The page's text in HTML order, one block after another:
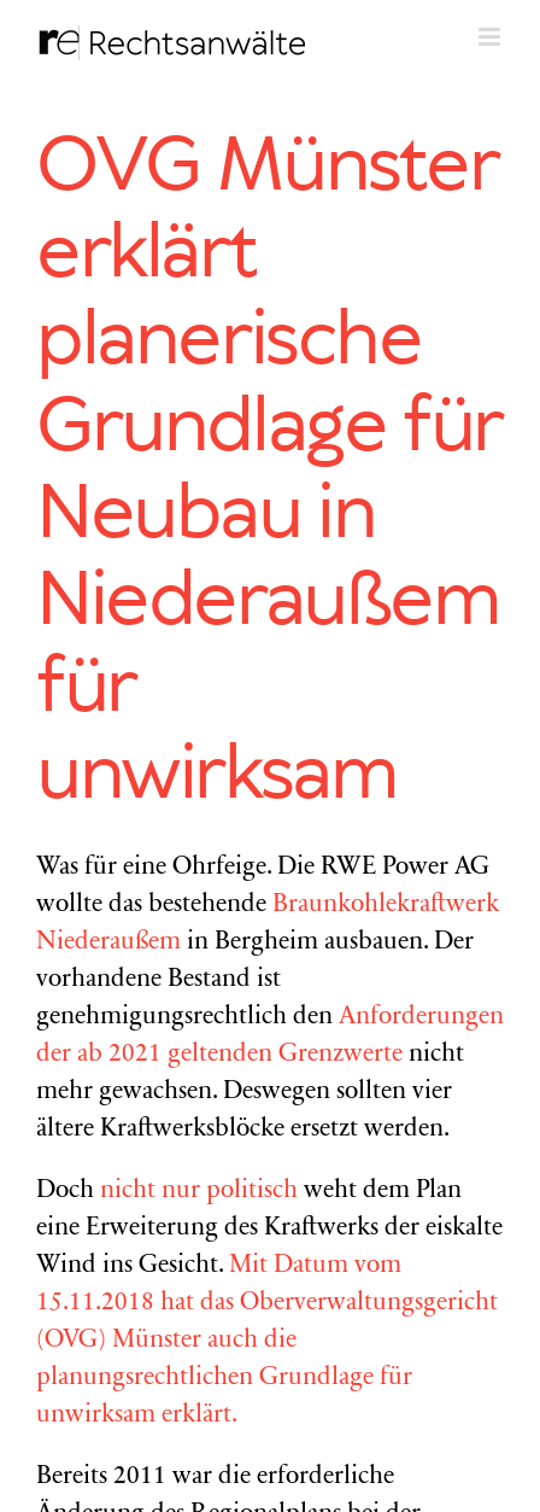
Inhalt
OVG Münster
erklärt
planerische
Grundlage für
Neubau in
Niederaußem
für
unwirksam
Was für eine Ohrfeige. Die RWE Power AG
wollte das bestehende Braunkohlekraftwerk
Niederaußem in Bergheim ausbauen. Der
vorhandene Bestand ist
genehmigungsrechtlich den Anforderungen
der ab 2021 geltenden Grenzwerte nicht
mehr gewachsen. Deswegen sollten vier
ältere Kraftwerksblöcke ersetzt werden.
Doch nicht nur politisch weht dem Plan
eine Erweiterung des Kraftwerks der eiskalte
Wind ins Gesicht. Mit Datum vom
15.11.2018 hat das Oberverwaltungsgericht
(OVG) Münster auch die
planungsrechtlichen Grundlage für
unwirksam erklärt.
Bereits 2011 war die erforderliche